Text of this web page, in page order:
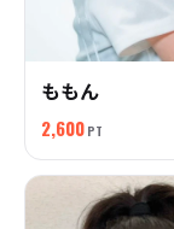
ももん
2,600 PT